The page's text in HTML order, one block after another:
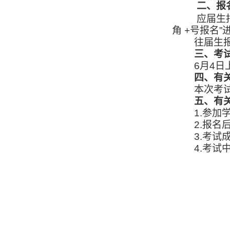
二、报
应届生
角 +号报名”
往届生
三、考
6月 4 日
四、有
本次考
五、有
1.参加
2.报名
3.考试
4.考试